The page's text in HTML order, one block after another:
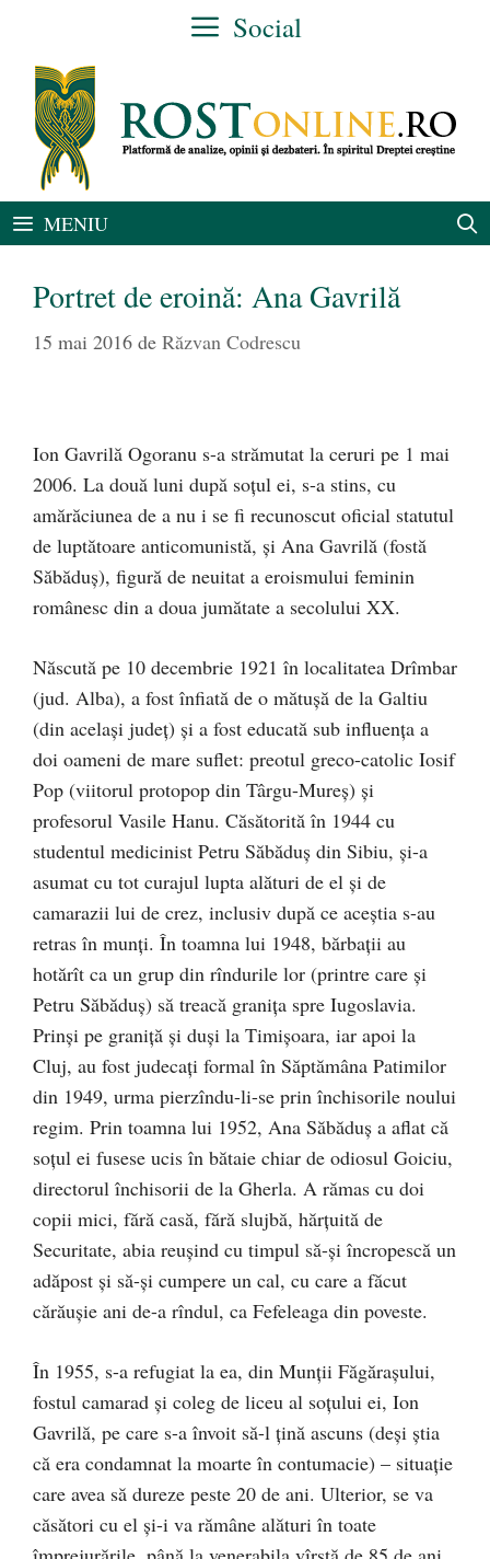
conținut
Social
MENIU
Portret de eroină: Ana Gavrilă
15 mai 2016 de Răzvan Codrescu
Ion Gavrilă Ogoranu s-a strămutat la ceruri pe 1 mai
2006. La două luni după soţul ei, s-a stins, cu
amărăciunea de a nu i se fi recunoscut oficial statutul
de luptătoare anticomunistă, şi Ana Gavrilă (fostă
Săbăduş), figură de neuitat a eroismului feminin
românesc din a doua jumătate a secolului XX.
Născută pe 10 decembrie 1921 în localitatea Drîmbar
(jud. Alba), a fost înfiată de o mătuşă de la Galtiu
(din acelaşi judeţ) şi a fost educată sub influenţa a
doi oameni de mare suflet: preotul greco-catolic Iosif
Pop (viitorul protopop din Târgu-Mureş) şi
profesorul Vasile Hanu. Căsătorită în 1944 cu
studentul medicinist Petru Săbăduş din Sibiu, şi-a
asumat cu tot curajul lupta alături de el şi de
camarazii lui de crez, inclusiv după ce aceştia s-au
retras în munţi. În toamna lui 1948, bărbaţii au
hotărît ca un grup din rîndurile lor (printre care şi
Petru Săbăduş) să treacă graniţa spre Iugoslavia.
Prinşi pe graniţă şi duşi la Timişoara, iar apoi la
Cluj, au fost judecaţi formal în Săptămâna Patimilor
din 1949, urma pierzîndu-li-se prin închisorile noului
regim. Prin toamna lui 1952, Ana Săbăduş a aflat că
soţul ei fusese ucis în bătaie chiar de odiosul Goiciu,
directorul închisorii de la Gherla. A rămas cu doi
copii mici, fără casă, fără slujbă, hărţuită de
Securitate, abia reuşind cu timpul să-şi încropescă un
adăpost şi să-şi cumpere un cal, cu care a făcut
cărăuşie ani de-a rîndul, ca Fefeleaga din poveste.
În 1955, s-a refugiat la ea, din Munţii Făgăraşului,
fostul camarad şi coleg de liceu al soţului ei, Ion
Gavrilă, pe care s-a învoit să-l ţină ascuns (deşi ştia
că era condamnat la moarte în contumacie) – situaţie
care avea să dureze peste 20 de ani. Ulterior, se va
căsători cu el şi-i va rămâne alături în toate